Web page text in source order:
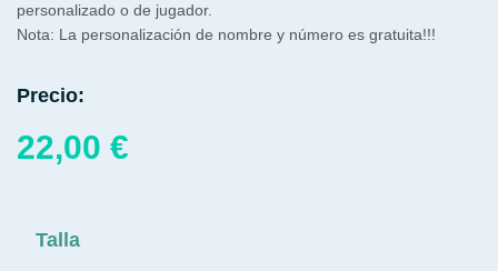
personalizado o de jugador.
Nota: La personalización de nombre y número es gratuita!!!
Precio:
22,00 €
Talla